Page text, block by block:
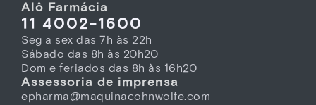
Alô Farmácia
11 4002-1600
Seg a sex das 7h às 22h
Sábado das 8h às 20h20
Dom e feriados das 8h às 16h20
Assessoria de imprensa
epharma@maquinacohnwolfe.com